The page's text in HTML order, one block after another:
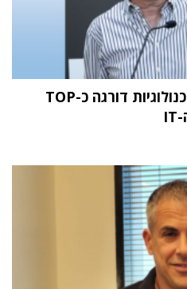
מחקר STKI השנתי: וואן טכנולוגיות דורגה כ-TOP